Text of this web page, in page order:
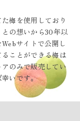
梅を使用しており
の想いから30年以
サイトで公開し
ことができる梅は
のみで販売してい
いです。